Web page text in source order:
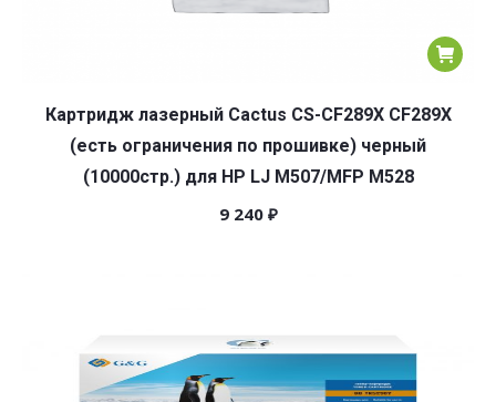
Картридж лазерный Cactus CS-CF289X CF289X
(есть ограничения по прошивке) черный
(10000стр.) для HP LJ M507/MFP M528
9 240 ₽